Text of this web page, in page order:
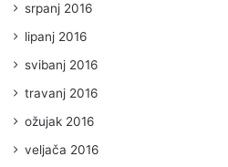
srpanj 2016
lipanj 2016
svibanj 2016
travanj 2016
ožujak 2016
veljača 2016